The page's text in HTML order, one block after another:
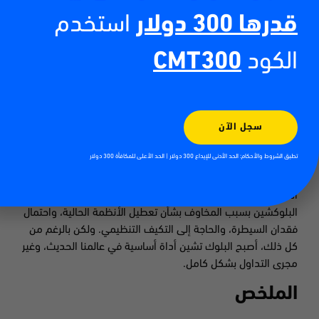
بالتأكيد لا تخلو أي تقنية او آلية من التحديات وبعض العراقيل،
فمثلا تقنية البلوك تشين تعمل على اجهزة وتتطلب الكثير من
الطاقة لتشغيلها، بما يجعل بعض الدول تصنفها انها غير صديقة
للبيئة. غير ان المشهد التنظيمي غير الواضح والمحيط بتقنيات
واحدة من اهم التحديات من وجهة نظر المحليين هي جهل
المستخدمين بطبيعة البلوك تشين، فالمجهول دائماً غير مستخدم
حتى وان كان الأفضل، لذا ينصح الخبراء بمحاولة زيادة وعي
المؤسسات المالية التقليدية والهيئات التنظيمية اعتماد تقنية
البلوكشين بسبب المخاوف بشأن تعطيل الأنظمة الحالية، واحتمال
فقدان السيطرة، والحاجة إلى التكيف التنظيمي. ولكن بالرغم من
كل ذلك، أصبح البلوك تشين أداة أساسية في عالمنا الحديث، وغير
مجرى التداول بشكل كامل.
الملخص
قدرها 300 دولار
استخدم
الكود CMT300
سجل الآن
تطبق الشروط والأحكام: الحد الأدنى للإيداع 300 دولار | الحد الأعلى للمكافأة 300 دولار